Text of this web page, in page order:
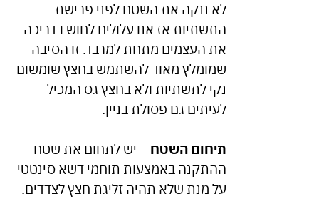
לא ננקה את השטח לפני פרישת
התשתיות אז אנו עלולים לחוש בדריכה
את העצמים מתחת למרבד. זו הסיבה
שמומלץ מאוד להשתמש בחצץ שומשום
נקי לתשתיות ולא בחצץ גס המכיל
לעיתים גם פסולת בניין.
תיחום השטח – יש לתחום את שטח
ההתקנה באמצעות תוחמי דשא סינטטי
על מנת שלא תהיה זליגת חצץ לצדדים.